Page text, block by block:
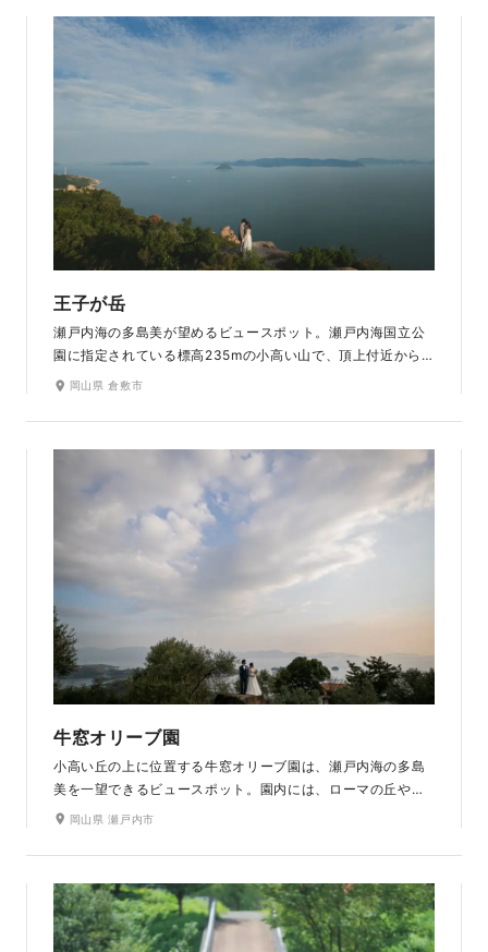
王子が岳
瀬戸内海の多島美が望めるビュースポット。瀬戸内海国立公
園に指定されている標高235mの小高い山で、頂上付近から
は瀬戸大橋の全景や四国連山のパノラマが一望できます。「ニ
重なり合って織りなす石の造形美も見どころの一つ。夕日に
染まる瀬戸内海を見下ろしながらの幻想的なサンセット撮影
岡山県 倉敷市
牛窓オリーブ園
小高い丘の上に位置する牛窓オリーブ園は、瀬戸内海の多島
美を一望できるビュースポット。園内には、ローマの丘や幸
福の鐘など、まるで海外を思わせるようなスポットも。どこ
一層引き立ちます。日中撮影はもちろんサンセットもおすす
め。
岡山県 瀬戸内市